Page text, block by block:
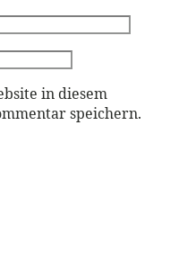
in diesem
speichern.